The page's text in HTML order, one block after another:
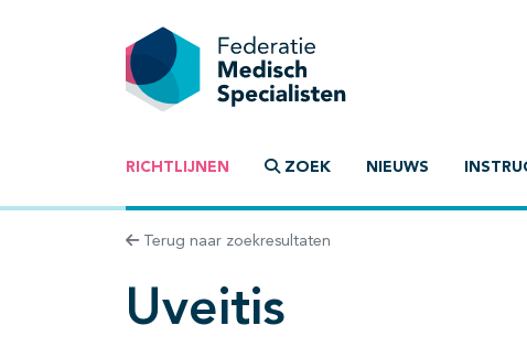
RICHTLIJNEN ZOEK NIEUWS
Terug naar zoekresultaten
Uveitis